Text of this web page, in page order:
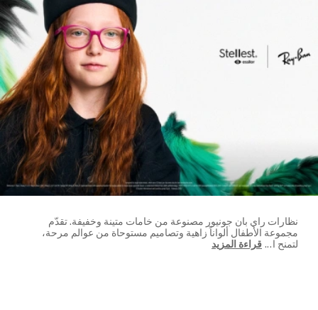
نظارات راي بان جونيور مصنوعة من خامات متينة وخفيفة. تقدّم
مجموعة الأطفال ألواناً زاهية وتصاميم مستوحاة من عوالم مرحة،
لتمنح ا... قراءة المزيد